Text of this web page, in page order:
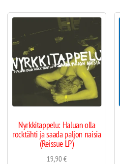
Nyrkkitappelu: Haluan olla
rocktähti ja saada paljon naisia
(Reissue LP)
19,90€